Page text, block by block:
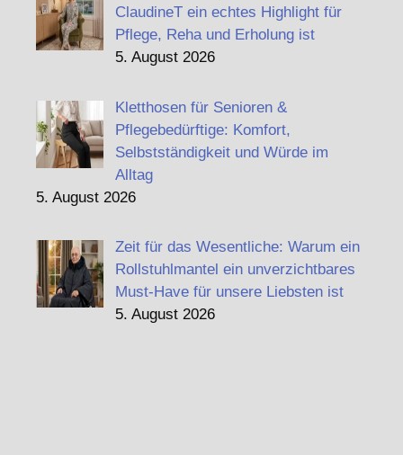
ClaudineT ein echtes Highlight für
Pflege, Reha und Erholung ist
5. August 2026
Kletthosen für Senioren &
Pflegebedürftige: Komfort,
Selbstständigkeit und Würde im
Alltag
5. August 2026
Zeit für das Wesentliche: Warum ein
Rollstuhlmantel ein unverzichtbares
Must-Have für unsere Liebsten ist
5. August 2026